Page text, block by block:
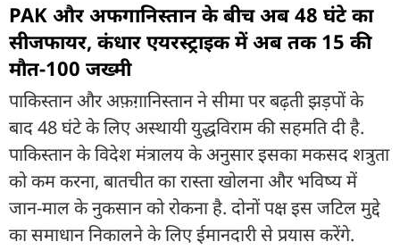
PAK और अफगानिस्तान के बीच अब 48 घंटे का
सीजफायर, कंधार एयरस्ट्राइक में अब तक 15 की
मौत-100 जख्मी
पाकिस्तान और अफ़ग़ानिस्तान ने सीमा पर बढ़ती झड़पों के
बाद 48 घंटे के लिए अस्थायी युद्धविराम की सहमति दी है.
पाकिस्तान के विदेश मंत्रालय के अनुसार इसका मकसद शत्रुता
को कम करना, बातचीत का रास्ता खोलना और भविष्य में
जान-माल के नुकसान को रोकना है. दोनों पक्ष इस जटिल मुद्दे
का समाधान निकालने के लिए ईमानदारी से प्रयास करेंगे.